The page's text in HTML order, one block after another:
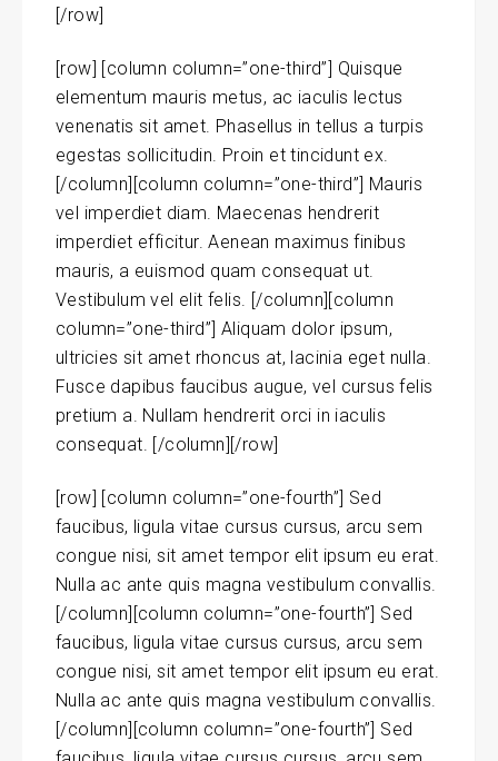
[/row]
[row] [column column=”one-third”] Quisque
elementum mauris metus, ac iaculis lectus
venenatis sit amet. Phasellus in tellus a turpis
egestas sollicitudin. Proin et tincidunt ex.
[/column][column column=”one-third”] Mauris
vel imperdiet diam. Maecenas hendrerit
imperdiet efficitur. Aenean maximus finibus
mauris, a euismod quam consequat ut.
Vestibulum vel elit felis. [/column][column
column=”one-third”] Aliquam dolor ipsum,
ultricies sit amet rhoncus at, lacinia eget nulla.
Fusce dapibus faucibus augue, vel cursus felis
pretium a. Nullam hendrerit orci in iaculis
consequat. [/column][/row]
[row] [column column=”one-fourth”] Sed
faucibus, ligula vitae cursus cursus, arcu sem
congue nisi, sit amet tempor elit ipsum eu erat.
Nulla ac ante quis magna vestibulum convallis.
[/column][column column=”one-fourth”] Sed
faucibus, ligula vitae cursus cursus, arcu sem
congue nisi, sit amet tempor elit ipsum eu erat.
Nulla ac ante quis magna vestibulum convallis.
[/column][column column=”one-fourth”] Sed